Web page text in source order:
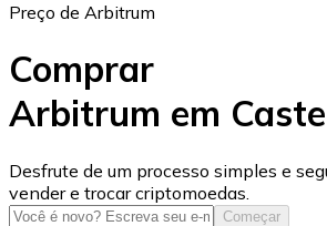
USD Coin
USDC
Preço de Arbitrum
Comprar
Arbitrum em
Desfrute de um processo simples e
vender e trocar criptomoedas.
Começar